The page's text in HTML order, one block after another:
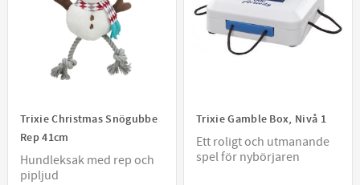
Trixie Christmas Snögubbe
Rep 41cm
Hundleksak med rep och
pipljud
Trixie Gamble Box, Nivå 1
Ett roligt och utmanande
spel för nybörjaren